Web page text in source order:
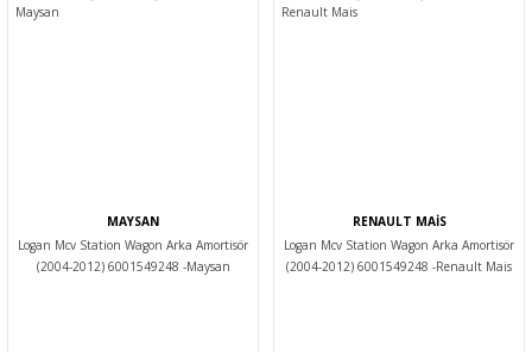
MAYSAN
Logan Mcv Station Wagon Arka Amortisör
(2004-2012) 6001549248 -Maysan
RENAULT MAİS
Logan Mcv Station Wagon Arka Amortisör
(2004-2012) 6001549248 -Renault Mais